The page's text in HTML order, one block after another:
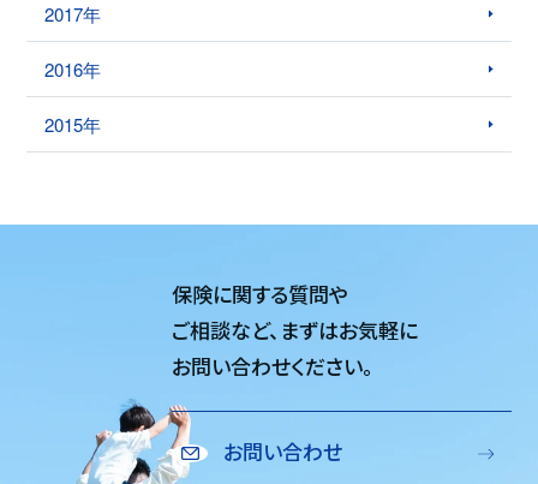
2017年
2016年
2015年
保険に関する質問や
ご相談など、 まずはお気軽に
お問い合わせください。
お問い合わせ